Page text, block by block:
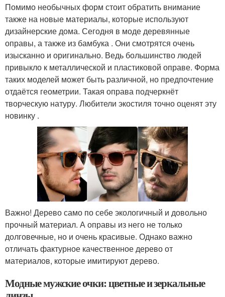
Помимо необычных форм стоит обратить внимание
также на новые материалы, которые используют
дизайнерские дома. Сегодня в моде деревянные
оправы, а также из бамбука . Они смотрятся очень
изысканно и оригинально. Ведь большинство людей
привыкло к металлической и пластиковой оправе. Форма
таких моделей может быть различной, но предпочтение
отдаётся геометрии. Такая оправа подчеркнёт
творческую натуру. Любители экостиля точно оценят эту
новинку .
Важно! Дерево само по себе экологичный и довольно
прочный материал. А оправы из него не только
долговечные, но и очень красивые. Однако важно
отличать фактурное качественное дерево от
материалов, которые имитируют дерево.
Модные мужские очки: цветные и зеркальные